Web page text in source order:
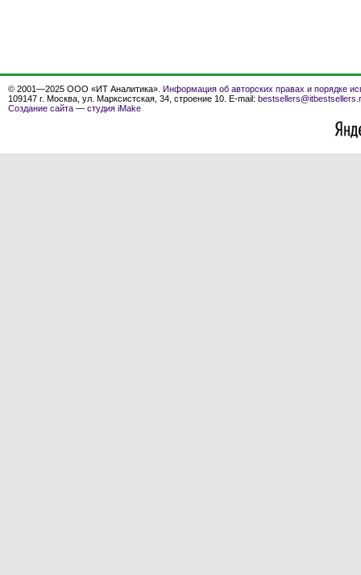
© 2001—2025 ООО «ИТ Аналитика». Информация об авторских правах и порядке
109147 г. Москва, ул. Марксистская, 34, строение 10. E-mail:
Создание сайта — студия iMake